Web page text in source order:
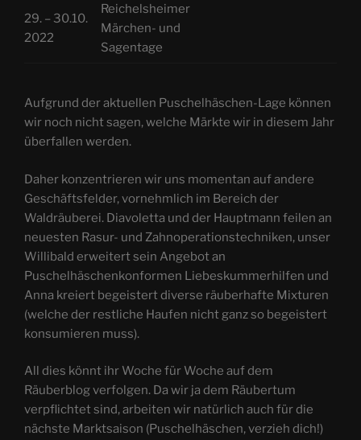
29. – 30.10.
2022
Reichelsheimer
Märchen- und
Sagentage
Aufgrund der aktuellen Puschelhäschen-Lage können
wir noch nicht sagen, welche Märkte wir in diesem Jahr
überfallen werden.
Daher konzentrieren wir uns momentan auf andere
Geschäftsfelder, vornehmlich im Bereich der
Waldräuberei. Diavoletta und der Hauptmann feilen an
neuesten Rasur- und Zahnoperationstechniken, unser
Willibald erweitert sein Angebot an
Puschelhäschenkonformen Liebeskummerhilfen und
Anna kreiert begeistert diverse räuberhafte Mixturen
(welche der restliche Haufen nicht ganz so begeistert
konsumieren muss).
All dies könnt ihr Woche für Woche auf dem
Räuberblog verfolgen. Da wir ja dem Räubertum
verpflichtet sind, arbeiten wir natürlich auch für die
nächste Marktsaison (Puschelhäschen, verzieh dich!)